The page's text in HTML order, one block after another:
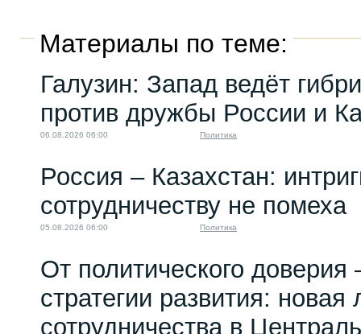
Материалы по теме:
Галузин: Запад ведёт
против дружбы России и
06.08.2026 06:00 Политика
Россия – Казахстан:
сотрудничеству не помеха
05.08.2026 06:00 Политика
От политического
стратегии развития: новая
сотрудничества в